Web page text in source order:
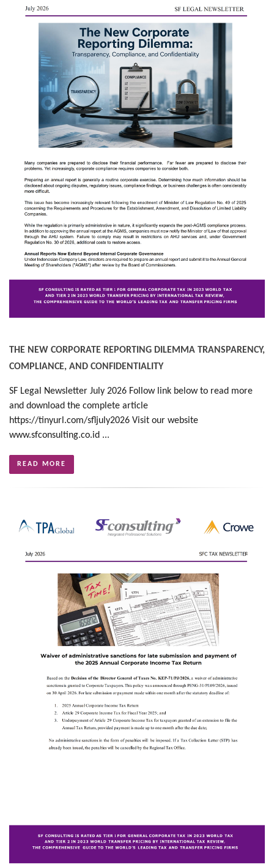
THE NEW CORPORATE REPORTING DILEMMA TRANSPARENCY,
COMPLIANCE, AND CONFIDENTIALITY
SF Legal Newsletter July 2026 Follow link below to read more
and download the complete article
https://tinyurl.com/sfljuly2026 Visit our website
www.sfconsulting.co.id ...
READ MORE